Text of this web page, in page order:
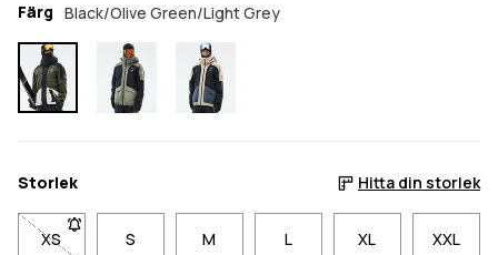
Färg Black/Olive Green/Light Grey
Storlek Hitta din storlek
XS- Storlek XS är inte tillgänglig. Klicka för att bli meddelad när
S M L XL XXL